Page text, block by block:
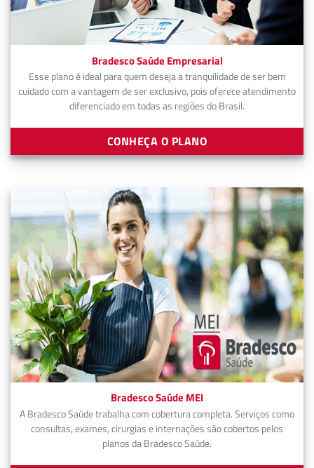
Bradesco Saúde Empresarial
Esse plano é ideal para quem deseja a tranquilidade de ser bem
cuidado com a vantagem de ser exclusivo, pois oferece atendimento
diferenciado em todas as regiões do Brasil.
CONHEÇA O PLANO
Bradesco Saúde MEI
A Bradesco Saúde trabalha com cobertura completa. Serviços como
consultas, exames, cirurgias e internações são cobertos pelos
planos da Bradesco Saúde.